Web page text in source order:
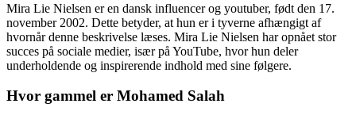
Mira Lie Nielsen er en dansk influencer og youtuber, født den 17.
november 2002. Dette betyder, at hun er i tyverne afhængigt af
hvornår denne beskrivelse læses. Mira Lie Nielsen har opnået stor
succes på sociale medier, især på YouTube, hvor hun deler
underholdende og inspirerende indhold med sine følgere.
Hvor gammel er Mohamed Salah